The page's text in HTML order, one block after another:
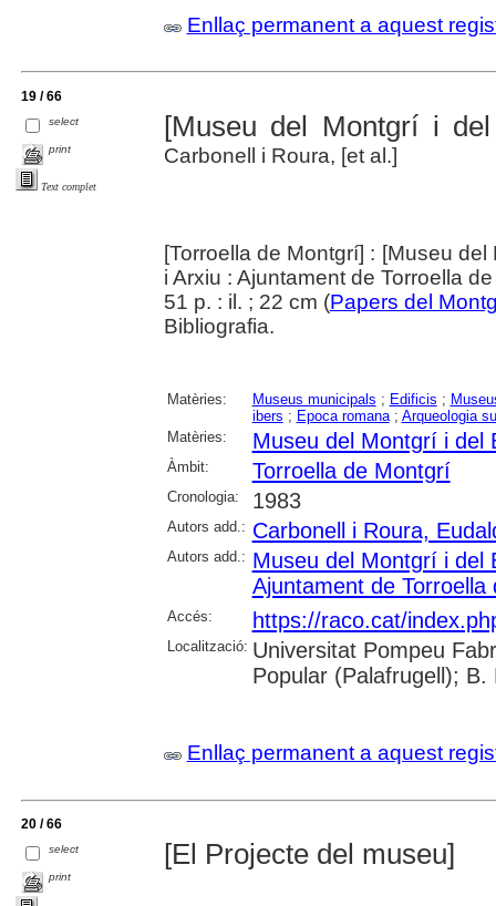
Enllaç permanent a aquest
19 / 66
select
print
Text complet
[Museu del Montgrí i
Carbonell i Roura, [et al.]
[Torroella de Montgrí] : [Museu
i Arxiu : Ajuntament de Torroella
51 p. : il. ; 22 cm (Papers del
Bibliografia.
Matèries: Museus municipals ; Edificis ;
ibers ; Epoca romana; Arqueologia
Matèries:
Museu del Montgrí i del
Àmbit: Torroella de Montgrí
Cronologia: 1983
Autors add.: Carbonell i Roura,
Autors add.: Museu del Montgrí i del
Ajuntament de Torroella
Accés: https://raco.cat/
Localització: Universitat Pompeu
Popular (Palafrugell);
Enllaç permanent a aquest
20 / 66
select
print
[El Projecte del museu]